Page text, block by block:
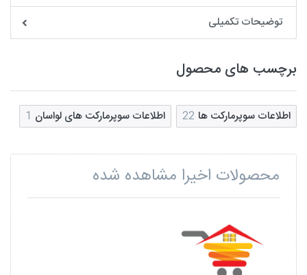
توضیحات تکمیلی
برچسب های محصول
اطلاعات سوپرمارکت ها 22 اطلاعات سوپرمارکت های لواسان 1
محصولات اخیرا مشاهده شده